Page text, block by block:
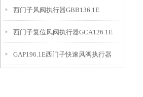
械设备的效率和质量
西门子风阀执行器GBB136.1E
西门子复位风阀执行器GCA126.1E
GAP196.1E西门子快速风阀执行器